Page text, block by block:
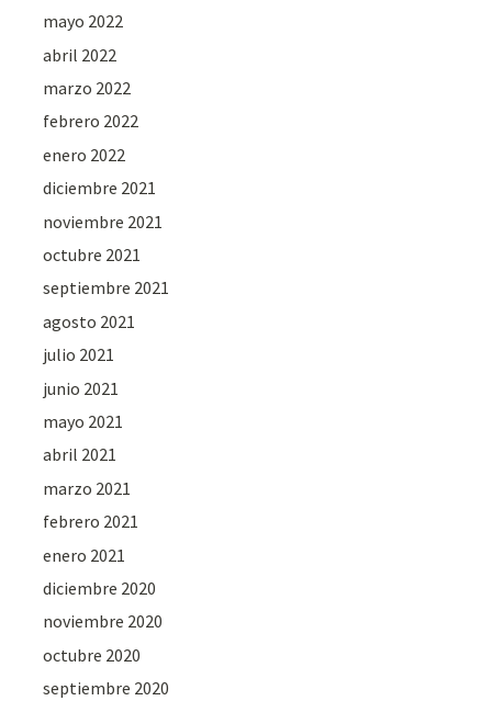
mayo 2022
abril 2022
marzo 2022
febrero 2022
enero 2022
diciembre 2021
noviembre 2021
octubre 2021
septiembre 2021
agosto 2021
julio 2021
junio 2021
mayo 2021
abril 2021
marzo 2021
febrero 2021
enero 2021
diciembre 2020
noviembre 2020
octubre 2020
septiembre 2020